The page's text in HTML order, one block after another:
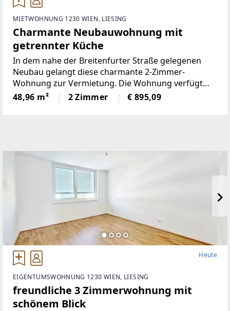
MIETWOHNUNG 1230 WIEN, LIESING
Charmante Neubauwohnung mit
getrennter Küche
In dem nahe der Breitenfurter Straße gelegenen
Neubau gelangt diese charmante 2-Zimmer-
Wohnung zur Vermietung. Die Wohnung verfügt
über 49m² zuzüglich einem Balkon mit 6,71m² und
kann besonders durch den modernen Zustand
48,96 m² 2 Zimmer € 895,09
Heute
EIGENTUMSWOHNUNG 1230 WIEN, LIESING
freundliche 3 Zimmerwohnung mit
schönem Blick